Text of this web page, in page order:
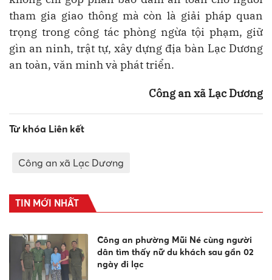
tham gia giao thông mà còn là giải pháp quan
trọng trong công tác phòng ngừa tội phạm, giữ
gìn an ninh, trật tự, xây dựng địa bàn Lạc Dương
an toàn, văn minh và phát triển.
Công an xã Lạc Dương
Từ khóa Liên kết
Công an xã Lạc Dương
TIN MỚI NHẤT
Công an phường Mũi Né cùng người
dân tìm thấy nữ du khách sau gần 02
ngày đi lạc